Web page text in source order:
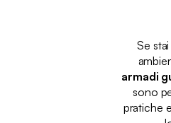
Se
armadi
sono
pratiche